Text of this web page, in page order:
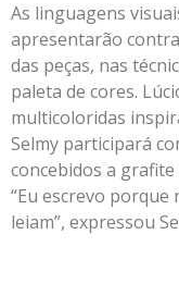
As linguagens
apresentarão
das peças, nas
paleta de cores.
multicoloridas
Selmy participará
concebidos a
“Eu escrevo
leiam”, expressou